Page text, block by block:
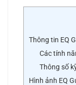
Thông tin EQ
Các tính
Thông số
Hình ảnh EQ